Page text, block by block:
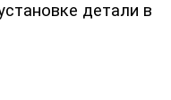
детали в